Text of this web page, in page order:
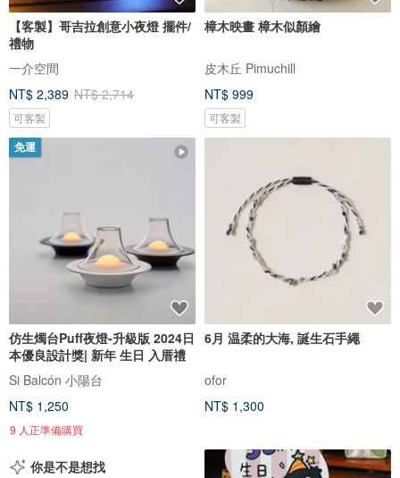
【客製】哥吉拉創意小夜燈 擺件/
禮物
一介空間
NT$ 2,389 NT$ 2,714
可客製
樟木映畫 樟木似顏繪
皮木丘 Pimuchill
NT$ 999
可客製
免運
仿生燭台Puff夜燈-升級版 2024日
本優良設計獎| 新年 生日 入厝禮
Si Balcón 小陽台
NT$ 1,250
9 人正準備購買
6月 温柔的大海, 誕生石手繩
ofor
NT$ 1,300
你是不是想找